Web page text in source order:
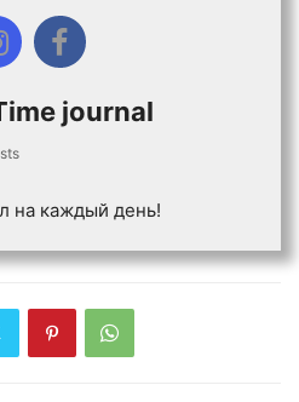
journal
на каждый день!